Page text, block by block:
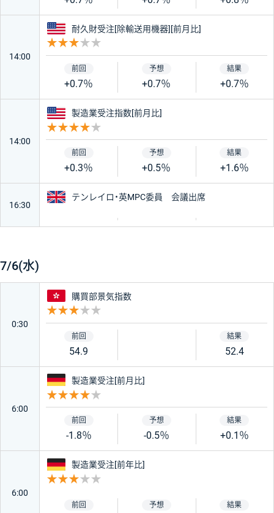
14:00
アメリカ
耐久財受注[除輸送用機器][前月比]
+0.7％ +0.7％ +0.7％
14:00
アメリカ
製造業受注指数[前月比]
+0.3％ +0.5％ +1.6％
16:30
イギリス
テンレイロ・英MPC委員 会議出席
7/6(水)
0:30
香港
購買部景気指数
54.9 52.4
6:00
ドイツ
製造業受注[前月比]
-1.8％ -0.5％ +0.1％
6:00
ドイツ
製造業受注[前年比]